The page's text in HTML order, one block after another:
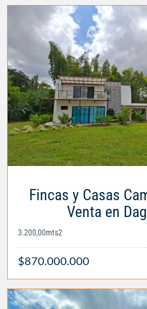
Fincas y Casas
Venta en
3.200,00mts2
$870.000.000